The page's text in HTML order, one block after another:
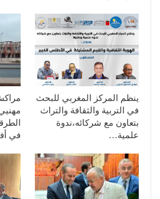
ينظم المركز المغربي للبحث
في التربية والثقافة والتراث
بتعاون مع شركائه،ندوة
علمية…
في